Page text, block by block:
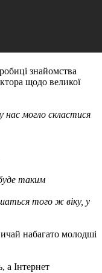
знайомства
щодо великої
нас могло скластися
таким
того ж віку, у
набагато молодші
а Інтернет